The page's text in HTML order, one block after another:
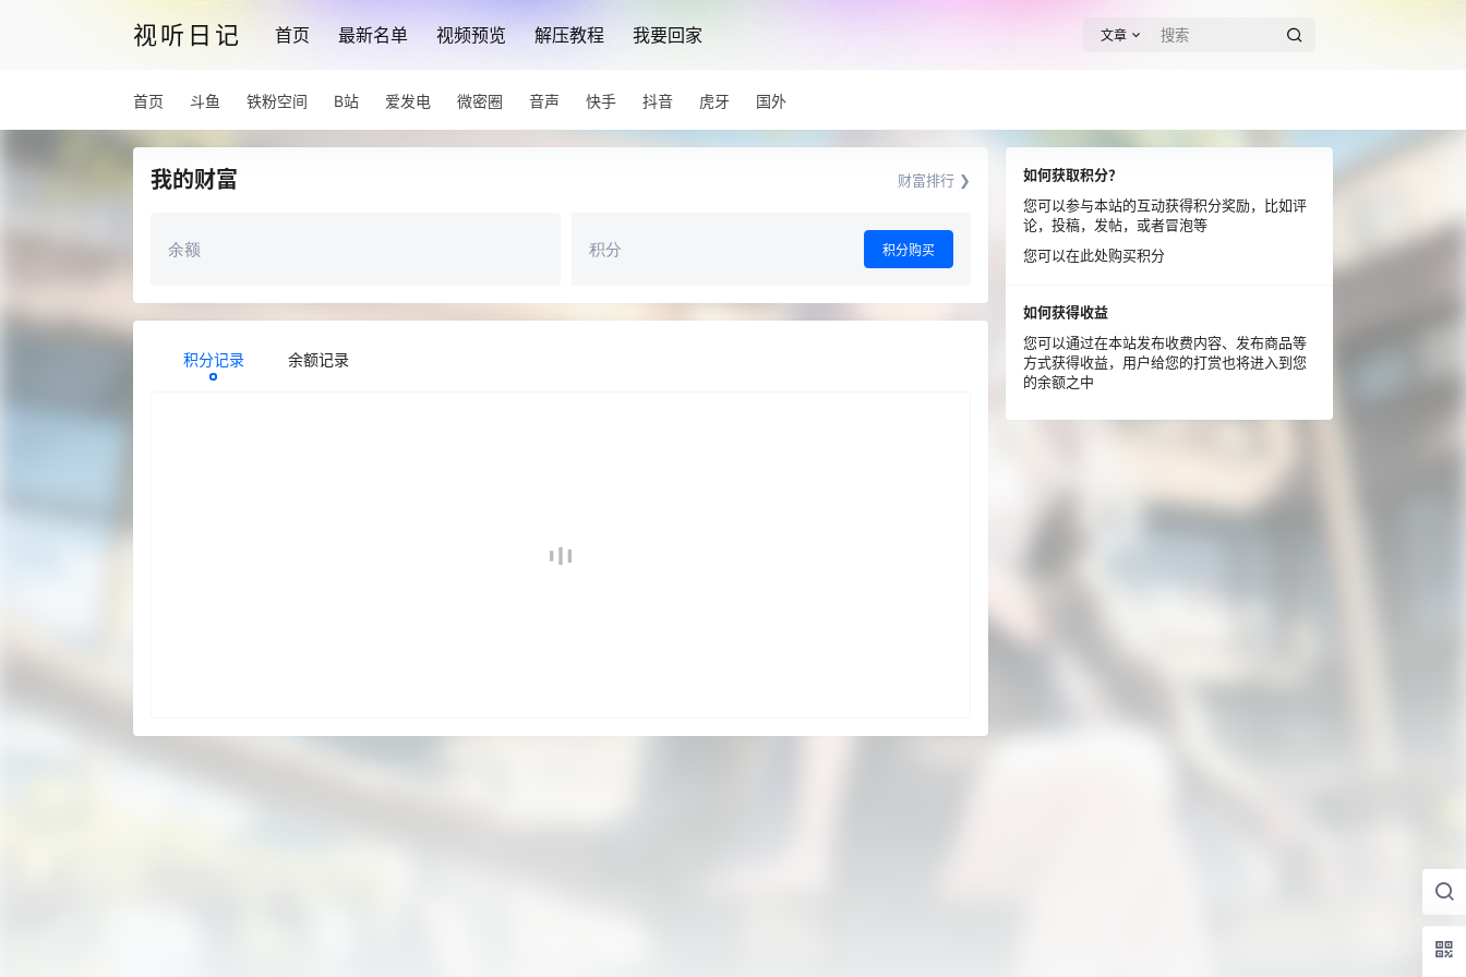
视听日记 首页 最新名单 视频预览 解压教程 我要回家 文章
首页 斗鱼 铁粉空间 B站 爱发电 微密圈 音声 快手 抖音 虎牙 国外
我的财富 财富排行 ❯
余额 积分 积分购买
积分记录 余额记录
如何获取积分？
您可以参与本站的互动获得积分奖励，比如评
论，投稿，发帖，或者冒泡等
您可以在此处购买积分
如何获得收益
您可以通过在本站发布收费内容、发布商品等
方式获得收益，用户给您的打赏也将进入到您
的余额之中